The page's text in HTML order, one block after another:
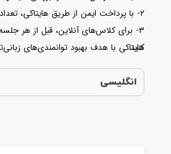
۲- با پرداخت ایمن از طریق هایتاکی، تعداد جلسات مورد نیاز برای یادگیری زبان خود را رزرو کنید. تذکر مهم: هزینه هر جلسه تنها پس از اتمام آن به مدرس واریز می‌شود.
۳- برای کلاس‌های آنلاین، قبل از هر
کنید.
هایتاکی با هدف بهبود توانمندی‌های
انگلیسی